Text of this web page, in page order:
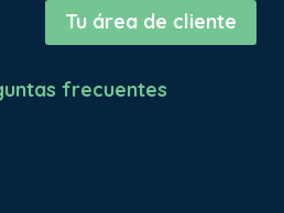
Tu área de cliente
frecuentes